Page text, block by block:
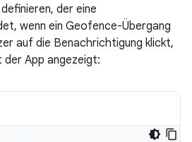
definieren, der eine
wenn ein Geofence-Übergang
auf die Benachrichtigung klickt,
App angezeigt: